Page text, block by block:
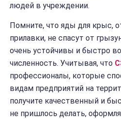
людей в учреждении.
Помните, что яды для крыс,
прилавки, не спасут от
очень устойчивы и быстро
численность. Учитывая, что
профессионалы, которые
видам предприятий на
получите качественный и
не пришлось делать,